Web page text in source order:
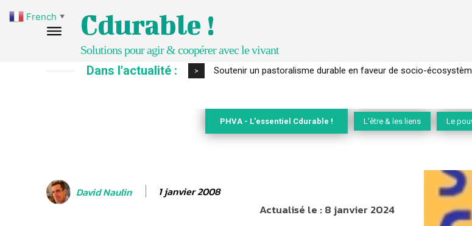
Cdurable !
Solutions pour agir & coopérer avec le vivant
Dans l'actualité : > S’inspirer de l’arbre pour un modèle économique régénératif du
PHVA - L'essentiel Cdurable ! L'être & les liens Le
David Naulin 1 janvier 2008
Actualisé le :8 janvier 2024
French ▼